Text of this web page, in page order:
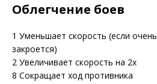
Облегчение боев
1 Уменьшает скорость (если
закроется)
2 Увеличивает скорость на 2х
8 Сокращает ход противника